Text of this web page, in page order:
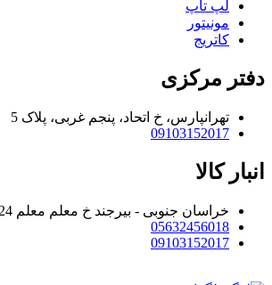
لپ تاپ
مونیتور
کاتریج
دفتر مرکزی
تهرانپارس، خ اتحاد، پنجم غربی، پلاک 5
09103152017
انبار کالا
خراسان جنوبی - بیرجند خ معلم معلم 24
05632456018
09103152017